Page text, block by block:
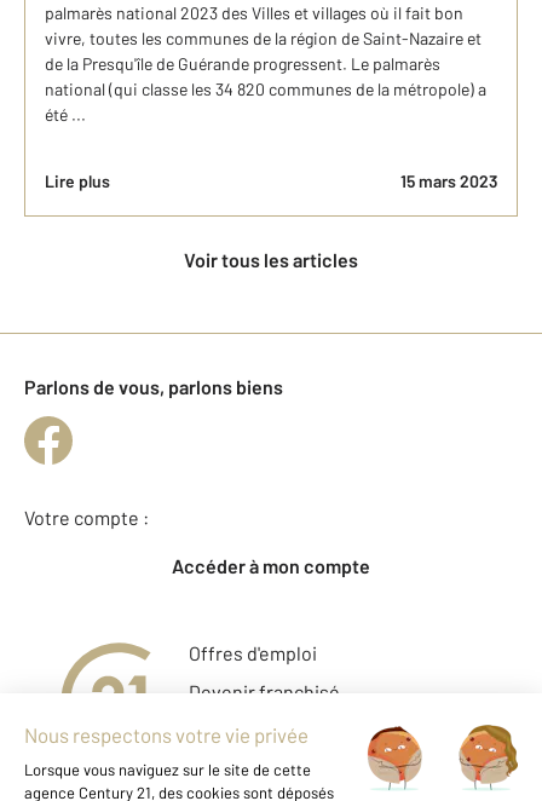
palmarès national 2023 des Villes et villages où il fait bon
vivre, toutes les communes de la région de Saint-Nazaire et
de la Presqu'île de Guérande progressent. Le palmarès
national (qui classe les 34 820 communes de la métropole) a
été ...
Lire plus 15 mars 2023
Voir tous les articles
Parlons de vous, parlons biens
Votre compte :
Accéder à mon compte
Offres d'emploi
Devenir franchisé
Entreprise et commerce
Fine Homes & Estates